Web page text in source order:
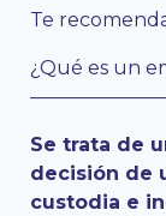
Te
¿Qué es un
Se trata de
decisión de
custodia e